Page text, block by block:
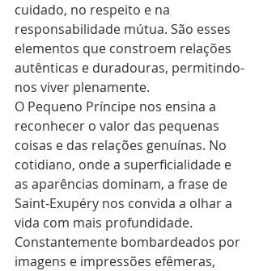
cuidado, no respeito e na
responsabilidade mútua. São esses
elementos que constroem relações
autênticas e duradouras, permitindo-
nos viver plenamente.
O Pequeno Príncipe nos ensina a
reconhecer o valor das pequenas
coisas e das relações genuínas. No
cotidiano, onde a superficialidade e
as aparências dominam, a frase de
Saint-Exupéry nos convida a olhar a
vida com mais profundidade.
Constantemente bombardeados por
imagens e impressões efêmeras,